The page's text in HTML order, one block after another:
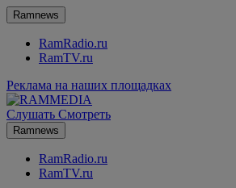
Ramnews
RamRadio.ru
RamTV.ru
Реклама на наших площадках
Слушать Смотреть
Ramnews
RamRadio.ru
RamTV.ru